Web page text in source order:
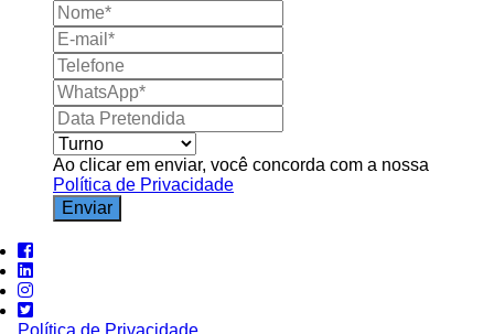
Ao clicar em enviar, você concorda com a nossa
Política de Privacidade
Enviar
Política de Privacidade